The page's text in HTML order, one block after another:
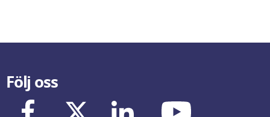
Följ oss